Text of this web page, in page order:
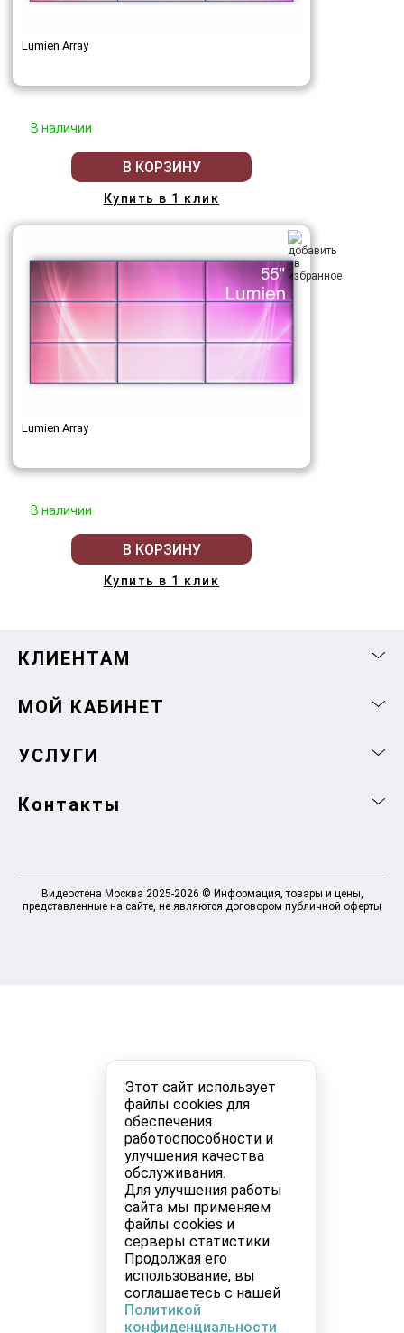
Этот сайт использует
файлы cookies для
обеспечения
работоспособности и
улучшения качества
обслуживания.
Для улучшения работы
сайта мы применяем
файлы cookies и
серверы статистики.
Продолжая его
использование, вы
соглашаетесь с нашей
Политикой
конфиденциальности
Lumien Array
В наличии
В КОРЗИНУ
Купить в 1 клик
Lumien Array
В наличии
В КОРЗИНУ
Купить в 1 клик
КЛИЕНТАМ
МОЙ КАБИНЕТ
УСЛУГИ
Контакты
Видеостена Москва 2025-2026 © Информация, товары и цены,
представленные на сайте, не являются договором публичной оферты